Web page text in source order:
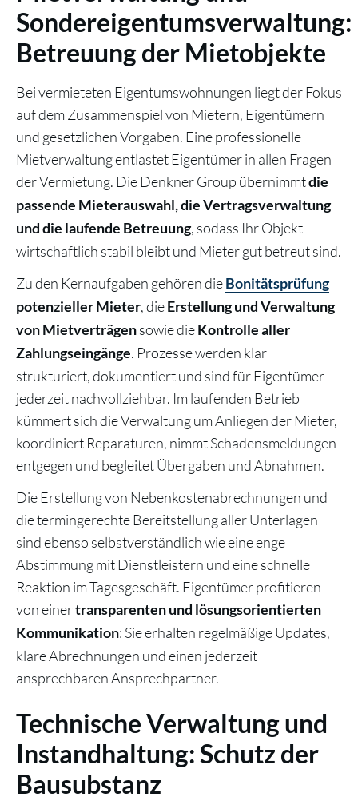
Sondereigentumsverwaltung:
Betreuung der Mietobjekte
Bei vermieteten Eigentumswohnungen liegt der Fokus
auf dem Zusammenspiel von Mietern, Eigentümern
und gesetzlichen Vorgaben. Eine professionelle
Mietverwaltung entlastet Eigentümer in allen Fragen
der Vermietung. Die Denkner Group übernimmtdie
passende Mieterauswahl, die Vertragsverwaltung
und die laufende Betreuung, sodass Ihr Objekt
wirtschaftlich stabil bleibt und Mieter gut betreut sind.
Zu den Kernaufgaben gehören dieBonitätsprüfung
potenzieller Mieter, dieErstellung und Verwaltung
von Mietverträgensowie dieKontrolle aller
Zahlungseingänge. Prozesse werden klar
strukturiert, dokumentiert und sind für Eigentümer
jederzeit nachvollziehbar. Im laufenden Betrieb
kümmert sich die Verwaltung um Anliegen der Mieter,
koordiniert Reparaturen, nimmt Schadensmeldungen
entgegen und begleitet Übergaben und Abnahmen.
Die Erstellung von Nebenkostenabrechnungen und
die termingerechte Bereitstellung aller Unterlagen
sind ebenso selbstverständlich wie eine enge
Abstimmung mit Dienstleistern und eine schnelle
Reaktion im Tagesgeschäft. Eigentümer profitieren
von einertransparenten und lösungsorientierten
Kommunikation: Sie erhalten regelmäßige Updates,
klare Abrechnungen und einen jederzeit
ansprechbaren Ansprechpartner.
Technische Verwaltung und
Instandhaltung: Schutz der
Bausubstanz